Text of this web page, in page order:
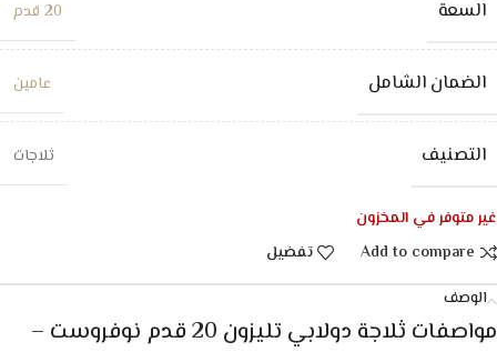
السعة 20 قدم
الضمان الشامل عامين
التصنيف ثلاجات
غير متوفر في المخزون
Add to compare
تفضيل
الوصف
مواصفات ثلاجة دولابي تليزون 20 قدم نوفروست –